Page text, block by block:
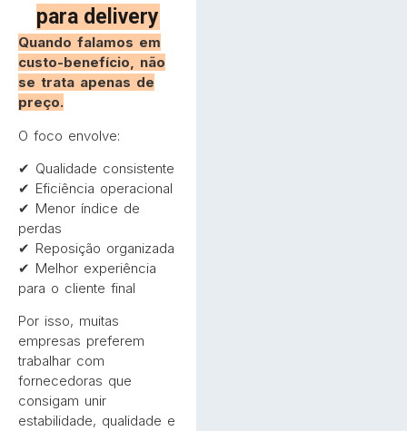
para delivery
Quando falamos em
custo-benefício, não
se trata apenas de
preço.
O foco envolve:
✔ Qualidade consistente
✔ Eficiência operacional
✔ Menor índice de
perdas
✔ Reposição organizada
✔ Melhor experiência
para o cliente final
Por isso, muitas
empresas preferem
trabalhar com
fornecedoras que
consigam unir
estabilidade, qualidade e